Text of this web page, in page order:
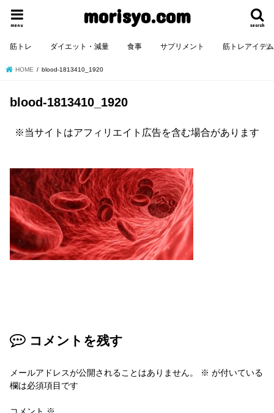
morisyo.com search
menu
筋トレ ダイエット・減量 食事 サプリメント 筋トレアイテム
HOME blood-1813410_1920
blood-1813410_1920
※当サイトはアフィリエイト広告を含む場合があります
コメントを残す
メールアドレスが公開されることはありません。 ※ が付いている
欄は必須項目です
コメント ※